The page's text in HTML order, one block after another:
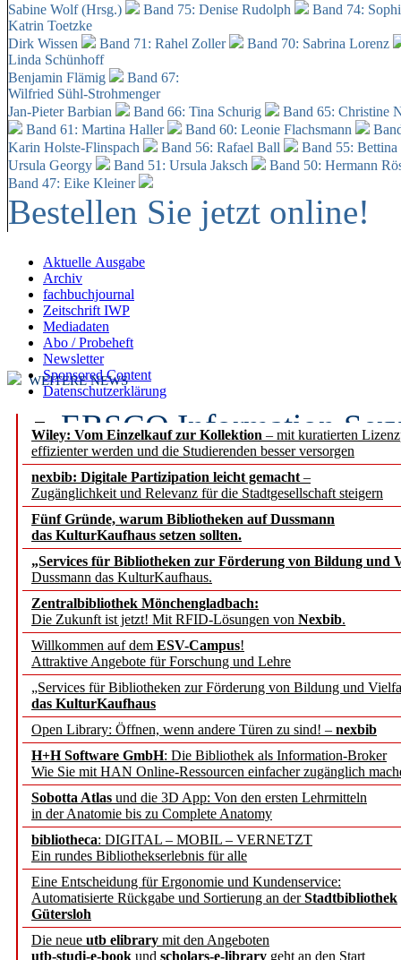
Sabine Wolf (Hrsg.)
Band 75: Denise Rudolph
Band 74:
Katrin Toetzke
Dirk Wissen
Band 71: Rahel Zoller
Band 70: Sabrina Lorenz
Linda Schünhoff
Benjamin Flämig
Band 67:
Wilfried Sühl-Strohmenger
Jan-Pieter Barbian
Band 66: Tina Schurig
Band 65: Christine
Band 61: Martina Haller
Band 60: Leonie Flachsmann
Karin Holste-Flinspach
Band 56: Rafael Ball
Band 55:
Ursula Georgy
Band 51: Ursula Jaksch Band 50: Hermann
Band 47: Eike Kleiner
Bestellen Sie jetzt online!
Aktuelle Ausgabe
Archiv
fachbuchjournal
Zeitschrift IWP
Mediadaten
Abo / Probeheft
Newsletter
Sponsored Content
Datenschutzerklärung
Wiley: Vom Einzelkauf zur Kollektion – mit kuratierten
effizienter werden und die Studierenden besser versorgen
nexbib: Digitale Partizipation leicht gemacht –
Zugänglichkeit und Relevanz für die Stadtgesellschaft steigern
Fünf Gründe, warum Bibliotheken auf Dussmann
das KulturKaufhaus setzen sollten.
„Services für Bibliotheken zur Förderung von Bildung und
Dussmann das KulturKaufhaus.
Zentralbibliothek Mönchengladbach:
Die Zukunft ist jetzt! Mit RFID-Lösungen von Nexbib.
Willkommen auf dem ESV-Campus!
Attraktive Angebote für Forschung und Lehre
„Services für Bibliotheken zur Förderung von Bildung und
das KulturKaufhaus
Open Library: Öffnen, wenn andere Türen zu sind! – nexbib
H+H Software GmbH: Die Bibliothek als Information-Broker
Wie Sie mit HAN Online-Ressourcen einfacher zugänglich
Sobotta Atlas und die 3D App: Von den ersten Lehrmitteln
in der Anatomie bis zu Complete Anatomy
bibliotheca: DIGITAL – MOBIL – VERNETZT
Ein rundes Bibliothekserlebnis für alle
Eine Entscheidung für Ergonomie und Kundenservice:
Automatisierte Rückgabe und Sortierung an derStadtbibliothek
Gütersloh
Die neue utb elibrary mit den Angeboten
utb-studi-e-book und scholars-e-library geht an den Start
WEITERE NEWS
EBSCO Information
Recherchefunktionen in
Sorbisches Institut neu
Geschichte und
Künstliche Intelligenz
besser zu verstehen
„Leitbegriffe der
des BIÖG erscheinen
jedem Experiment
DFG setzt Förderung
FAIRmat fort
Bayerns digitale